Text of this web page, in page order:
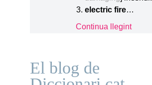
electric fire…
Continua llegint
El blog de